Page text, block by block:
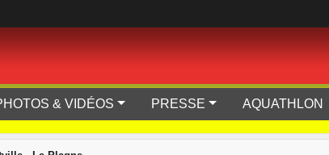
& VIDÉOS PRESSE AQUATHLON